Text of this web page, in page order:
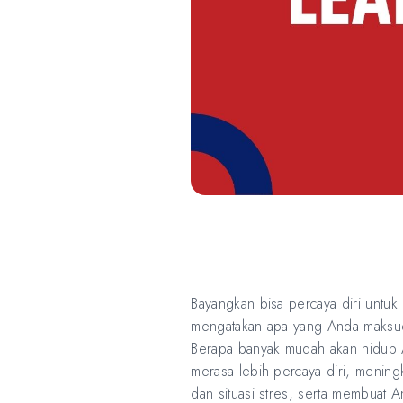
Bayangkan bisa percaya diri
mengatakan apa yang Anda
Berapa banyak mudah akan
merasa lebih percaya diri,
dan situasi stres, serta membuat